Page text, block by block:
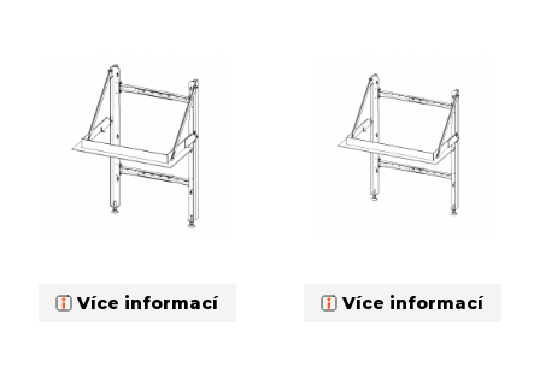
Více informací Více informací